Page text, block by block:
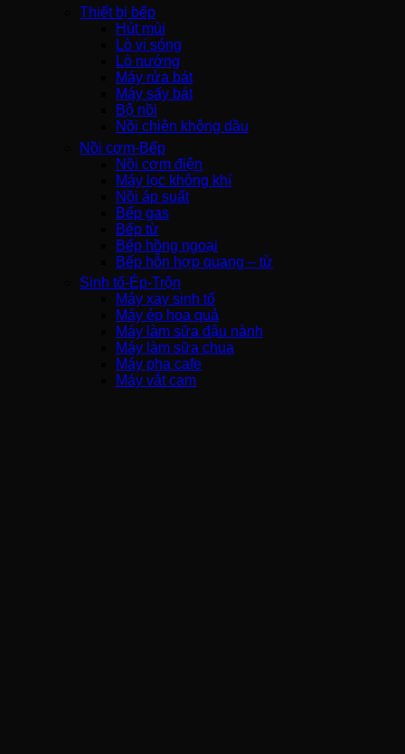
Thiết bị bếp
Hút mùi
Lò vi sóng
Lò nướng
Máy rửa bát
Máy sấy bát
Bộ nồi
Nồi chiên không dầu
Nồi cơm-Bếp
Nồi cơm điện
Máy lọc không khí
Nồi áp suất
Bếp gas
Bếp từ
Bếp hồng ngoại
Bếp hỗn hợp quang – từ
Sinh tố-Ép-Trộn
Máy xay sinh tố
Máy ép hoa quả
Máy làm sữa đậu nành
Máy làm sữa chua
Máy pha cafe
Máy vắt cam